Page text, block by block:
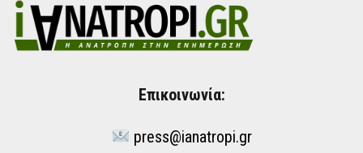
Επικοινωνία:
press@ianatropi.gr